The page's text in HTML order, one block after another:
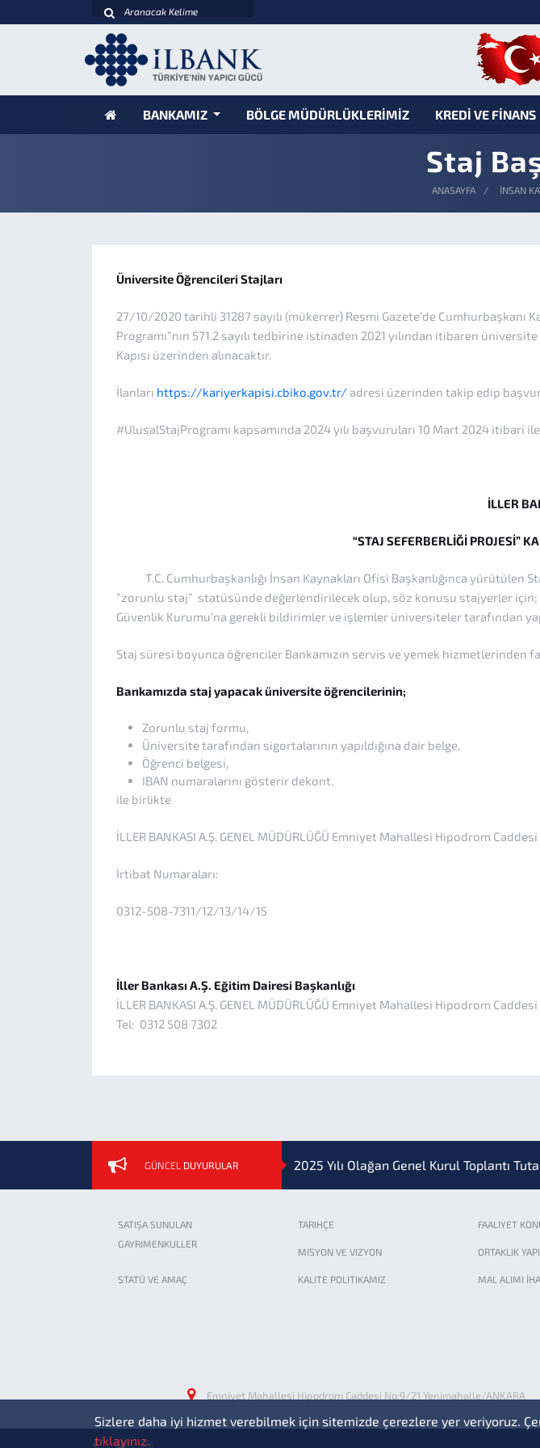
BANKAMIZ BÖLGE MÜDÜRLÜKLERİMİZ KREDİ VE FİNANS
Staj
ANASAYFA İNSAN
Üniversite Öğrencileri Stajları
27/10/2020 tarihli 31287 sayılı (mükerrer) Resmi Gazete’de Cumhurbaşkanı
Programı”nın 571.2 sayılı tedbirine istinaden 2021 yılından itibaren
Kapısı üzerinden alınacaktır.
İlanları https://kariyerkapisi.cbiko.gov.tr/ adresi üzerinden takip edip
#UlusalStajProgramı kapsamında 2024 yılı başvuruları 10 Mart 2024 itibari
İLLER
“STAJ SEFERBERLİĞİ PROJESİ”
T.C. Cumhurbaşkanlığı İnsan Kaynakları Ofisi Başkanlığınca yürütülen
“zorunlu staj” statüsünde değerlendirilecek olup, söz konusu stajyerler için;
Güvenlik Kurumu’na gerekli bildirimler ve işlemler üniversiteler tarafından
Staj süresi boyunca öğrenciler Bankamızın servis ve yemek hizmetlerinden
Bankamızda staj yapacak üniversite öğrencilerinin;
Zorunlu staj formu,
Üniversite tarafından sigortalarının yapıldığına dair belge,
Öğrenci belgesi,
IBAN numaralarını gösterir dekont,
ile birlikte
İLLER BANKASI A.Ş. GENEL MÜDÜRLÜĞÜ Emniyet Mahallesi Hipodrom
İrtibat Numaraları:
0312-508-7311/12/13/14/15
İller Bankası A.Ş. Eğitim Dairesi Başkanlığı
İLLER BANKASI A.Ş. GENEL MÜDÜRLÜĞÜ Emniyet Mahallesi Hipodrom
Tel: 0312 508 7302
GÜNCEL DUYURULAR 2025 Yılı Olağan Genel Kurul Toplantı
SATIŞA SUNULAN
GAYRIMENKULLER
TARIHÇE FAALIYET
MISYON VE VIZYON ORTAKLIK
STATÜ VE AMAÇ KALITE POLITIKAMIZ MAL ALIMI
Emniyet Mahallesi Hipodrom Caddesi No:9/21 Yenimahalle/ANKARA
Sizlere daha iyi hizmet verebilmek için sitemizde çerezlere yer veriyoruz.
tıklayınız.